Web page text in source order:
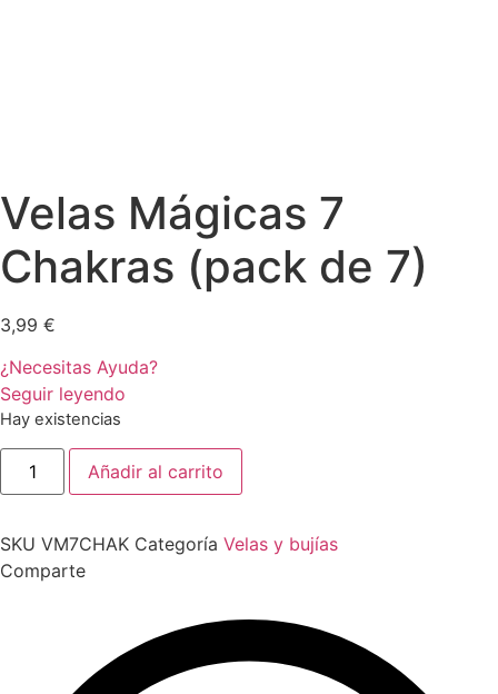
Velas Mágicas 7
Chakras (pack de 7)
3,99 €
¿Necesitas Ayuda?
Seguir leyendo
Hay existencias
Velas
Mágicas
7
de
7)
cantidad
Añadir al carrito
SKU VM7CHAK Categoría Velas y bujías
Comparte